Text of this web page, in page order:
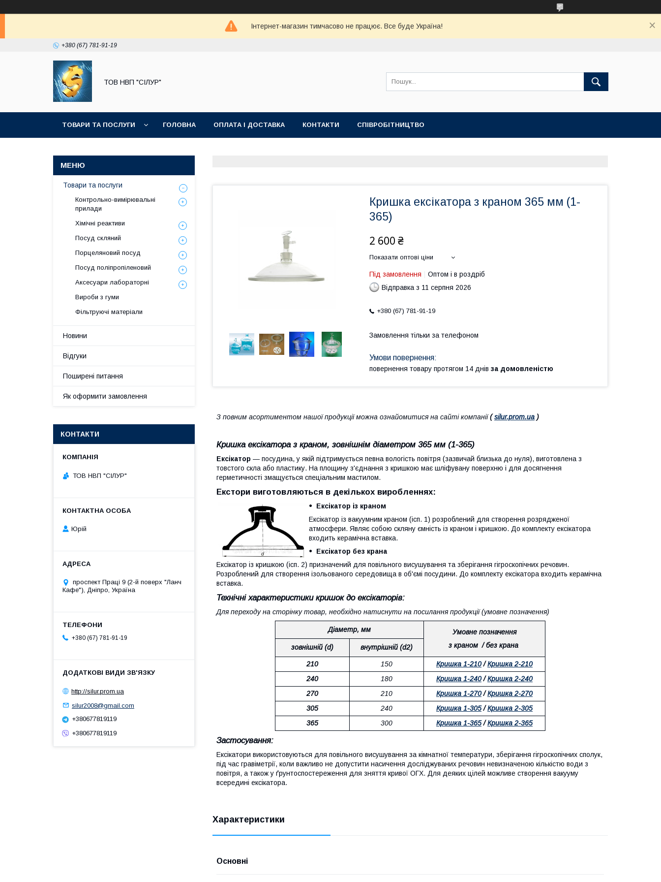
Інтернет-магазин тимчасово не працює. Все буде Україна!
+380 (67) 781-91-19
ТОВ НВП "СІЛУР"
ТОВАРИ ТА ПОСЛУГИ ГОЛОВНА ОПЛАТА І ДОСТАВКА КОНТАКТИ СПІВРОБІТНИЦТВО
Кришка ексікатора з краном 365 мм (1-
365)
2 600 ₴
Показати оптові ціни
Під замовлення
Оптом і в роздріб
Відправка з 11 серпня 2026
+380 (67) 781-91-19
Замовлення тільки за телефоном
повернення товару протягом 14 днів за домовленістю
З повним асортиментом нашої продукції можна ознайомитися на сайті компанії(silur.prom.ua )
Кришка ексікатора з краном, зовнішнім діаметром 365 мм (1-365)
Ексікатор — посудина, у якій підтримується певна вологість повітря (зазвичай близька до нуля), виготовлена з
товстого скла або пластику. На площину з'єднання з кришкою має шліфувану поверхню і для досягнення
герметичності змащується спеціальним мастилом.
Екстори виготовляються в декількох виробленнях:
Ексікатор із краном
Ексікатор із вакуумним краном (ісп. 1) розроблений для створення розрядженої
атмосфери. Являє собою скляну ємність із краном і кришкою. До комплекту ексікатора
входить керамічна вставка.
Ексікатор без крана
Ексікатор із кришкою (ісп. 2) призначений для повільного висушування та зберігання гігроскопічних речовин.
Розроблений для створення ізольованого середовища в об'ємі посудини. До комплекту ексікатора входить керамічна
вставка.
Технічні характеристики кришок до ексікаторів:
Для переходу на сторінку товар, необхідно натиснути на посилання продукції (умовне позначення)
Діаметр, мм
Умовне позначення
з краном / без крана
зовнішній (d) внутрішній (d2)
210 150 Кришка 1-210/Кришка 2-210
240
180 Кришка 1-240/Кришка 2-240
270
210 Кришка 1-270/Кришка 2-270
305
240 Кришка 1-305/Кришка 2-305
365
300 Кришка 1-365/Кришка 2-365
Застосування:
Ексікатори використовуються для повільного висушування за кімнатної температури, зберігання гігроскопічних сполук,
під час гравіметрії, коли важливо не допустити насичення досліджуваних речовин невизначеною кількістю води з
повітря, а також у ґрунтоспостереження для зняття кривої ОГХ. Для деяких цілей можливе створення вакууму
всередині ексікатора.
Характеристики
Основні
Товари та послуги
Контрольно-вимірювальні
прилади
Хімічні реактиви
Посуд скляний
Порцеляновий посуд
Посуд поліпропіленовий
Аксесуари лабораторні
Вироби з гуми
Фільтруючі матеріали
Новини
Відгуки
Поширені питання
Як оформити замовлення
КОНТАКТИ
ТОВ НВП "СІЛУР"
Юрій
проспект Праці 9 (2-й поверх "Ланч
Кафе"), Дніпро, Україна
+380 (67) 781-91-19
http://silur.prom.ua
silur2008@gmail.com
+380677819119
+380677819119